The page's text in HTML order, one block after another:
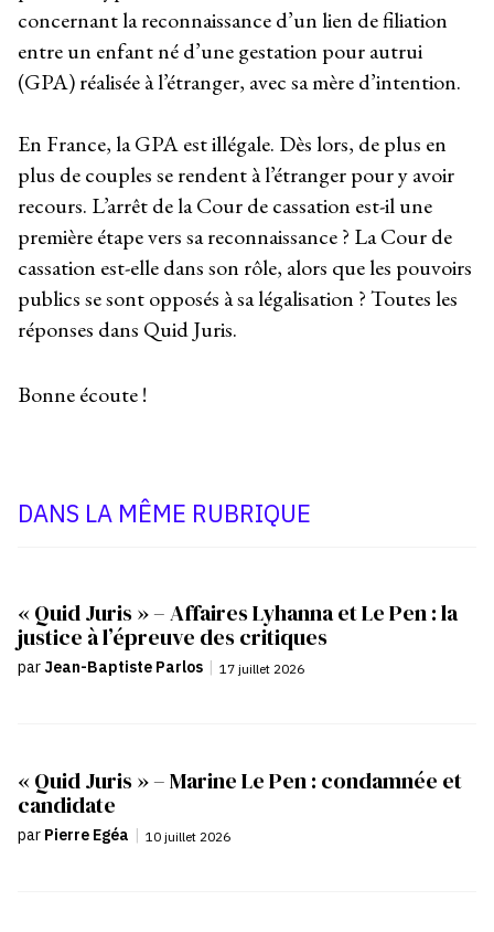
concernant la reconnaissance d’un lien de filiation
entre un enfant né d’une gestation pour autrui
(GPA) réalisée à l’étranger, avec sa mère d’intention.
En France, la GPA est illégale. Dès lors, de plus en
plus de couples se rendent à l’étranger pour y avoir
recours. L’arrêt de la Cour de cassation est-il une
première étape vers sa reconnaissance ? La Cour de
cassation est-elle dans son rôle, alors que les pouvoirs
publics se sont opposés à sa légalisation ? Toutes les
réponses dans Quid Juris.
Bonne écoute !
DANS LA MÊME RUBRIQUE
« Quid Juris » – Affaires Lyhanna et Le Pen : la
justice à l’épreuve des critiques
par Jean-Baptiste Parlos | 17 juillet 2026
« Quid Juris » – Marine Le Pen : condamnée et
candidate
par Pierre Egéa | 10 juillet 2026